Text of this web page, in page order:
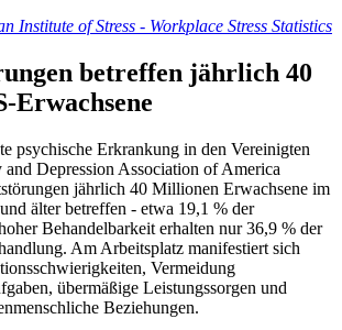
Institute of Stress - Workplace Stress Statistics
betreffen jährlich 40
Erwachsene
psychische Erkrankung in den Vereinigten
Depression Association of America
jährlich 40 Millionen Erwachsene im
älter betreffen - etwa 19,1 % der
Behandelbarkeit erhalten nur 36,9 % der
Am Arbeitsplatz manifestiert sich
Vermeidung
übermäßige Leistungssorgen und
Beziehungen.